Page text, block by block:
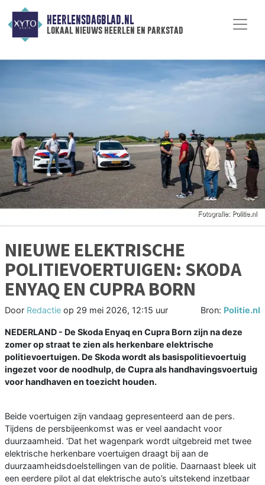
HEERLENSDAGBLAD.NL
lokaal nieuws heerlen en parkstad
NIEUWE ELEKTRISCHE
POLITIEVOERTUIGEN: SKODA
ENYAQ EN CUPRA BORN
Door Redactie op 29 mei 2026, 12:15 uur Bron: Politie.nl
NEDERLAND - De Skoda Enyaq en Cupra Born zijn na deze
zomer op straat te zien als herkenbare elektrische
politievoertuigen. De Skoda wordt als basispolitievoertuig
ingezet voor de noodhulp, de Cupra als handhavingsvoertuig
voor handhaven en toezicht houden.
Beide voertuigen zijn vandaag gepresenteerd aan de pers.
Tijdens de persbijeenkomst was er veel aandacht voor
duurzaamheid. ‘Dat het wagenpark wordt uitgebreid met twee
elektrische herkenbare voertuigen draagt bij aan de
duurzaamheidsdoelstellingen van de politie. Daarnaast bleek uit
een eerdere pilot al dat elektrische auto’s uitstekend inzetbaar